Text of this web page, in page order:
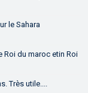
le Sahara
Roi du maroc etin Roi
Très utile....